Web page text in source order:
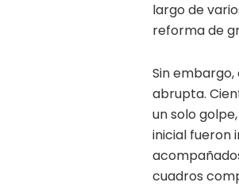
largo de
reforma de
Sin
abrupta.
un solo
inicial fueron
cuadros